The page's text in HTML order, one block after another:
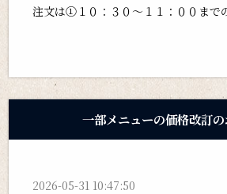
注文は①１０：３０～１１：００まで
一部メニューの価格改訂
2026-05-31 10:47:50